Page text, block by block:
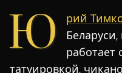
Ю рий
работает
татуировкой,